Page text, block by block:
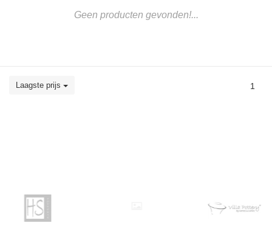
Geen producten gevonden!...
Laagste prijs 1